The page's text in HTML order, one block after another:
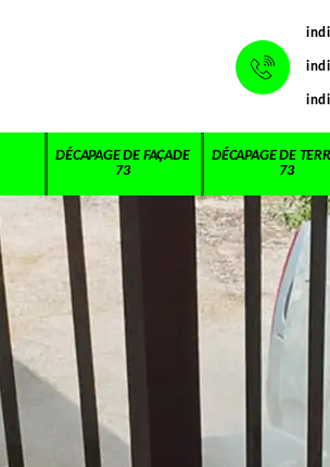
DÉCAPAGE DE FAÇADE
73
DÉCAPAGE DE
73